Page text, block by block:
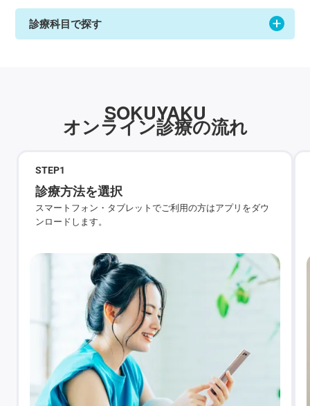
診療科目で探す
SOKUYAKU
オンライン診療の流れ
STEP1
診療方法を選択
スマートフォン・タブレットでご利用の方はアプリをダウ
ンロードします。